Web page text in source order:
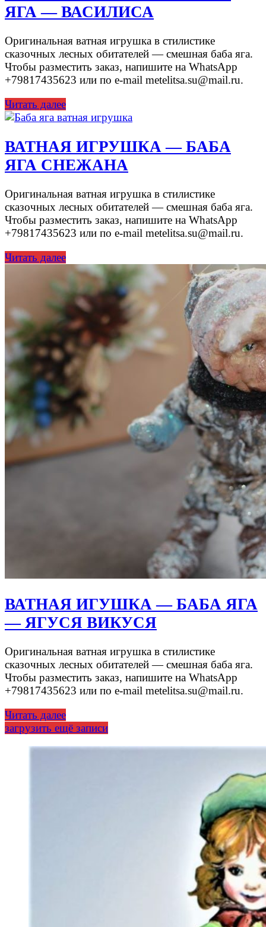
ЯГА — ВАСИЛИСА
Оригинальная ватная игрушка в стилистике
сказочных лесных обитателей — смешная баба яга.
Чтобы разместить заказ, напишите на WhatsApp
+79817435623 или по e-mail metelitsa.su@mail.ru.
Читать далее
ВАТНАЯ ИГРУШКА — БАБА
ЯГА СНЕЖАНА
Оригинальная ватная игрушка в стилистике
сказочных лесных обитателей — смешная баба яга.
Чтобы разместить заказ, напишите на WhatsApp
+79817435623 или по e-mail metelitsa.su@mail.ru.
Читать далее
ВАТНАЯ ИГУШКА — БАБА ЯГА
— ЯГУСЯ ВИКУСЯ
Оригинальная ватная игрушка в стилистике
сказочных лесных обитателей — смешная баба яга.
Чтобы разместить заказ, напишите на WhatsApp
+79817435623 или по e-mail metelitsa.su@mail.ru.
Читать далее
загрузить ещё записи